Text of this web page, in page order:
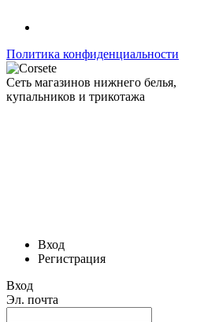
Политика конфиденциальности
Сеть магазинов нижнего белья,
купальников и трикотажа
Вход
Регистрация
Вход
Эл. почта